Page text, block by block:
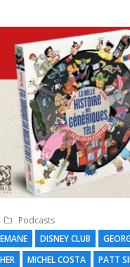
Podcasts
DISNEY CLUB
MICHEL COSTA PATT